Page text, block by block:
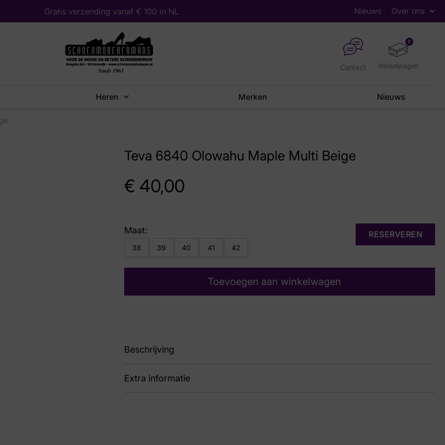
Gratis verzending vanaf € 100 in NL Nieuws Over ons
0
Contact
Heren Merken Nieuws
Teva 6840 Olowahu Maple Multi Beige
€ 40,00
RESERVEREN
Maat:
38 39 40 41 42
Toevoegen aan winkelwagen
Beschrijving
91 6840 Olowahu Maple Multi
Extra informatie